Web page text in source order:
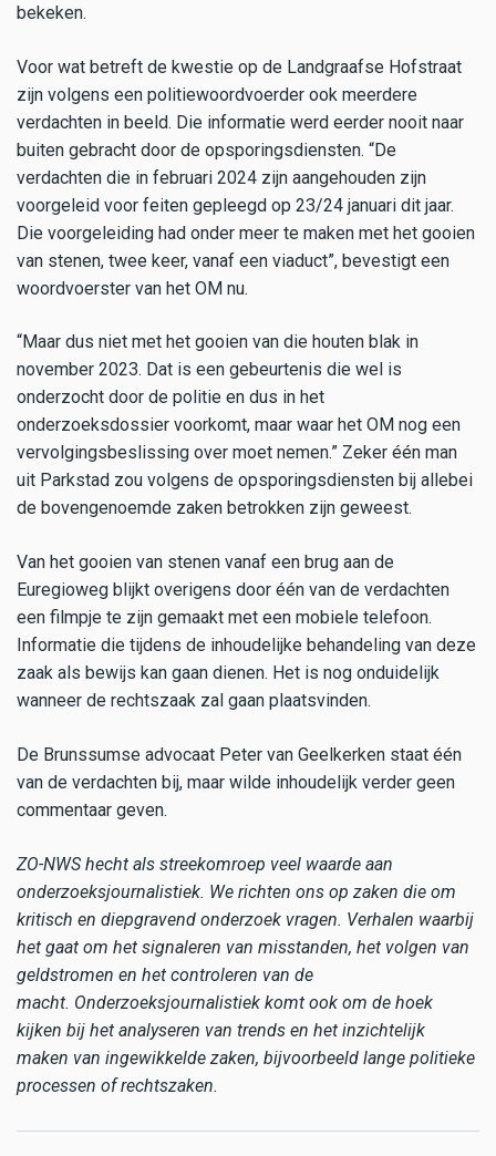
bekeken.
Voor wat betreft de kwestie op de Landgraafse Hofstraat
zijn volgens een politiewoordvoerder ook meerdere
verdachten in beeld. Die informatie werd eerder nooit naar
buiten gebracht door de opsporingsdiensten. “De
verdachten die in februari 2024 zijn aangehouden zijn
voorgeleid voor feiten gepleegd op 23/24 januari dit jaar.
Die voorgeleiding had onder meer te maken met het gooien
van stenen, twee keer, vanaf een viaduct”, bevestigt een
woordvoerster van het OM nu.
“Maar dus niet met het gooien van die houten blak in
november 2023. Dat is een gebeurtenis die wel is
onderzocht door de politie en dus in het
onderzoeksdossier voorkomt, maar waar het OM nog een
vervolgingsbeslissing over moet nemen.” Zeker één man
uit Parkstad zou volgens de opsporingsdiensten bij allebei
de bovengenoemde zaken betrokken zijn geweest.
Van het gooien van stenen vanaf een brug aan de
Euregioweg blijkt overigens door één van de verdachten
een filmpje te zijn gemaakt met een mobiele telefoon.
Informatie die tijdens de inhoudelijke behandeling van deze
zaak als bewijs kan gaan dienen. Het is nog onduidelijk
wanneer de rechtszaak zal gaan plaatsvinden.
De Brunssumse advocaat Peter van Geelkerken staat één
van de verdachten bij, maar wilde inhoudelijk verder geen
commentaar geven.
ZO-NWS hecht als streekomroep veel waarde aan
onderzoeksjournalistiek. We richten ons op zaken die om
kritisch en diepgravend onderzoek vragen. Verhalen waarbij
het gaat om het signaleren van misstanden, het volgen van
geldstromen en het controleren van de
macht. Onderzoeksjournalistiek komt ook om de hoek
kijken bij het analyseren van trends en het inzichtelijk
maken van ingewikkelde zaken, bijvoorbeeld lange politieke
processen of rechtszaken.